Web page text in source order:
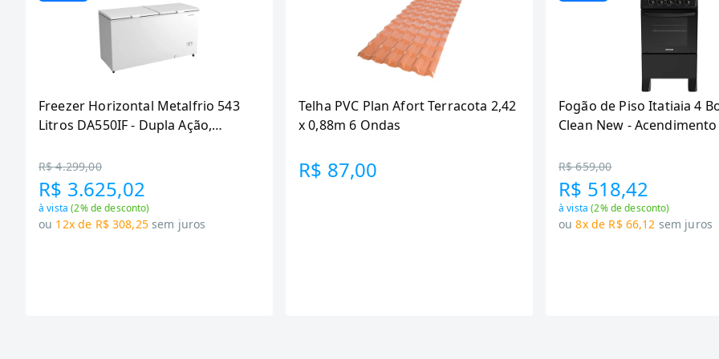
Freezer Horizontal Metalfrio 543
Litros DA550IF - Dupla Ação,
R$ 4.299,00
R$ 3.625,02
à vista(2% de desconto)
ou 12x de R$ 308,25 sem juros
Telha PVC Plan Afort Terracota 2,42
x 0,88m 6 Ondas
R$ 87,00
Fogão de Piso Itatiaia 4
Clean New -
R$ 659,00
R$ 518,42
à vista(2% de desconto)
ou 8x de R$ 66,12 sem juros